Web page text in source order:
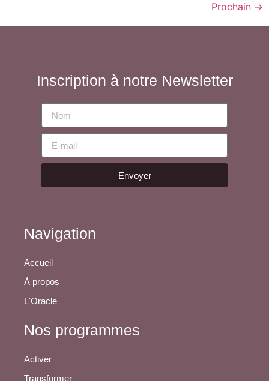
Prochain →
Inscription à notre Newsletter
Envoyer
Navigation
Accueil
À propos
L'Oracle
Nos programmes
Activer
Transformer